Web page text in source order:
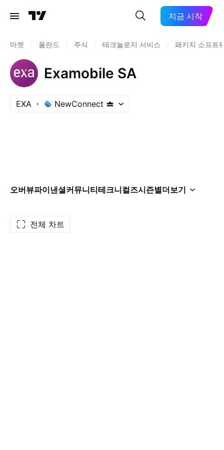
지금 시작
마켓 폴란드 주식 테크놀로지 서비스 패키지 소프트
Examobile SA
EXA NewConnect
오버뷰파이낸셜커뮤니티테크니컬즈시즌별더보기
전체 차트